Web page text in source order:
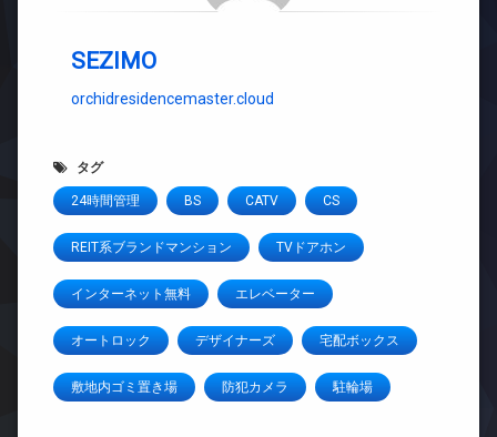
SEZIMO
orchidresidencemaster.cloud
タグ
24時間管理 BS CATV CS
REIT系ブランドマンション TVドアホン
インターネット無料 エレベーター
オートロック デザイナーズ 宅配ボックス
敷地内ゴミ置き場 防犯カメラ 駐輪場